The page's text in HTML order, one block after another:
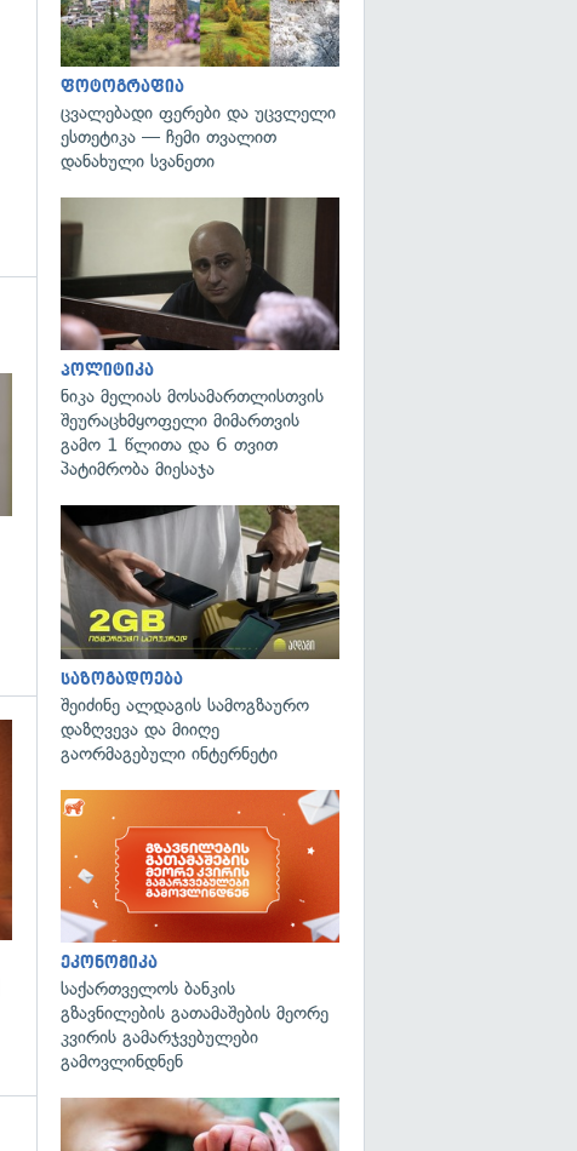
გადახედვა
ფოტოგრაფია
ცვალებადი ფერები და უცვლელი
ესთეტიკა — ჩემი თვალით
დანახული სვანეთი
პოლიტიკა
ნიკა მელიას მოსამართლისთვის
შეურაცხმყოფელი მიმართვის
გამო 1 წლითა და 6 თვით
პატიმრობა მიესაჯა
საზოგადოება
შეიძინე ალდაგის სამოგზაურო
დაზღვევა და მიიღე
გაორმაგებული ინტერნეტი
ეკონომიკა
საქართველოს ბანკის
გზავნილების გათამაშების მეორე
კვირის გამარჯვებულები
გამოვლინდნენ